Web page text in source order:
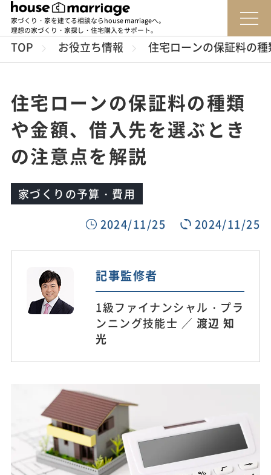
家づくり・家を建てる相談ならhouse marriageへ。
理想の家づくり・家探し・住宅購入をサポート。
TOP お役立ち情報 住宅ローンの保証料の
住宅ローンの保証料の種類
や金額、借入先を選ぶとき
の注意点を解説
家づくりの予算・費用
2024/11/25
2024/11/25
記事監修者
1級ファイナンシャル・プラ
ンニング技能士 ／ 渡辺 知
光